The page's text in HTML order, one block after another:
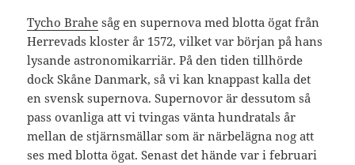
Tycho Brahe såg en supernova med blotta ögat från
Herrevads kloster år 1572, vilket var början på hans
lysande astronomikarriär. På den tiden tillhörde
dock Skåne Danmark, så vi kan knappast kalla det
en svensk supernova. Supernovor är dessutom så
pass ovanliga att vi tvingas vänta hundratals år
mellan de stjärnsmällar som är närbelägna nog att
ses med blotta ögat. Senast det hände var i februari